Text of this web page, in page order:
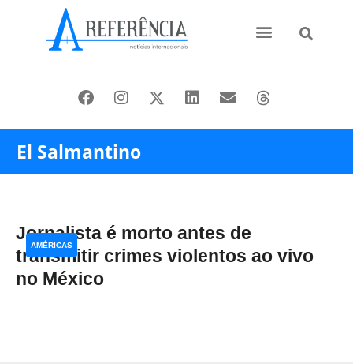
El Salmantino
Jornalista é morto antes de
transmitir crimes violentos ao vivo
no México
AMÉRICAS